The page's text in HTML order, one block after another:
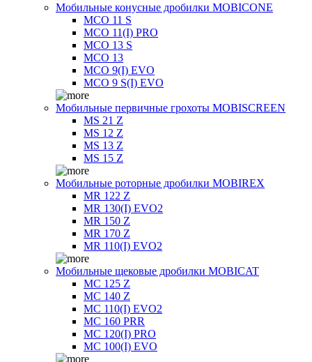
Мобильные конусные дробилки MOBICONE
MCO 11 S
MCO 11(I) PRO
MCO 13 S
MCO 13
MCO 9(I) EVO
MCO 9 S(I) EVO
Мобильные первичные грохоты MOBISCREEN
MS 21 Z
MS 12 Z
MS 13 Z
MS 15 Z
Мобильные роторные дробилки MOBIREX
MR 122 Z
MR 130(I) EVO2
MR 150 Z
MR 170 Z
MR 110(I) EVO2
Мобильные щековые дробилки MOBICAT
MC 125 Z
MC 140 Z
MC 110(I) EVO2
MC 160 PRR
MC 120(I) PRO
MC 100(I) EVO